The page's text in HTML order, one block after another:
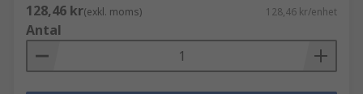
128,46 kr(exkl. moms) 128,46 kr/enhet
Antal